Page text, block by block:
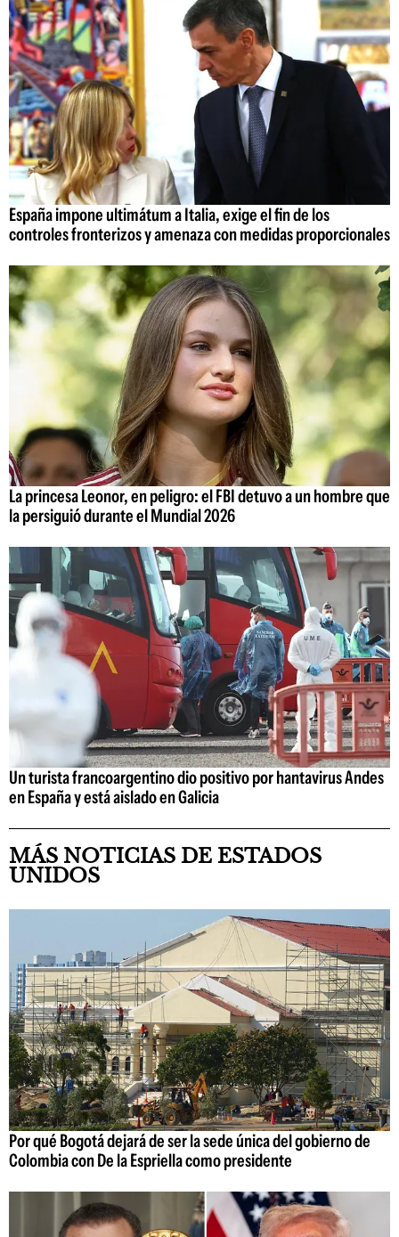
España impone ultimátum a Italia, exige el fin de los
controles fronterizos y amenaza con medidas proporcionales
La princesa Leonor, en peligro: el FBI detuvo a un hombre que
la persiguió durante el Mundial 2026
Un turista francoargentino dio positivo por hantavirus Andes
en España y está aislado en Galicia
MÁS NOTICIAS DE ESTADOS
UNIDOS
Por qué Bogotá dejará de ser la sede única del gobierno de
Colombia con De la Espriella como presidente